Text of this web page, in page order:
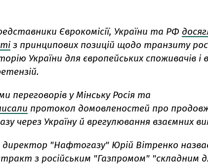
Єврокомісії, України та РФ
з принципових позицій щодо транзиту
України для європейських споживачів і
переговорів у Мінську Росія та
протокол домовленостей про
через Україну й врегулювання взаємних
директор "Нафтогазу" Юрій Вітренко
з російським "Газпромом" "складним